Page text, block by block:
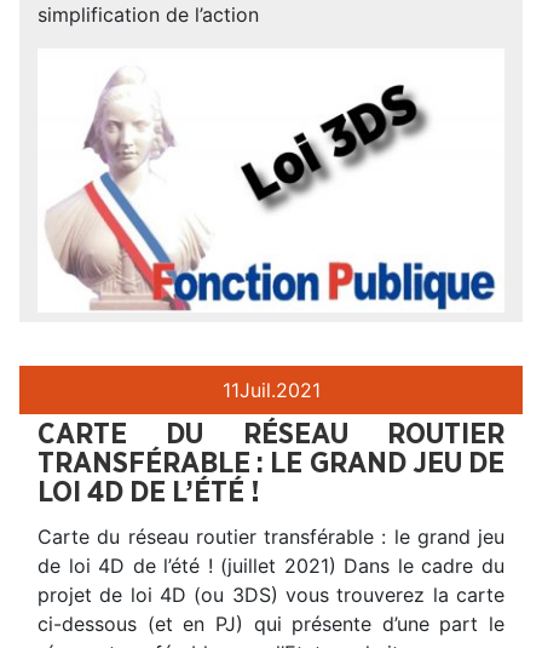
simplification de l’action
11Juil.2021
CARTE DU RÉSEAU ROUTIER
TRANSFÉRABLE : LE GRAND JEU DE
LOI 4D DE L’ÉTÉ !
Carte du réseau routier transférable : le grand jeu
de loi 4D de l’été ! (juillet 2021) Dans le cadre du
projet de loi 4D (ou 3DS) vous trouverez la carte
ci-dessous (et en PJ) qui présente d’une part le